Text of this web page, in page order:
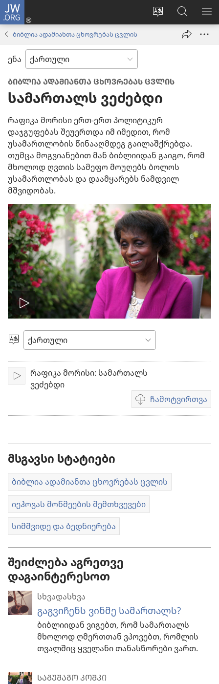
JW.ORG
ვებსაიტის
შეცვლა
შესვლა
(გაიხსნება
ფანჯარა)
ძებნა
JW.ORG
ბიბლია ადამიანთა ცხოვრებას ცვლის
ენა
ᲑᲘᲑᲚᲘᲐ ᲐᲓᲐᲛᲘᲐᲜᲗᲐ ᲪᲮᲝᲕᲠᲔᲑᲐᲡ ᲪᲕᲚᲘᲡ
სამართალს ვეძებდი
რაფიკა მორისი ერთ-ერთ პოლიტიკურ
დაჯგუფებას შეუერთდა იმ იმედით, რომ
უსამართლობის წინააღმდეგ გაილაშქრებდა.
თუმცა მოგვიანებით მან ბიბლიიდან გაიგო, რომ
მხოლოდ ღვთის სამეფო მოუღებს ბოლოს
უსამართლობას და დაამყარებს ნამდვილ
მშვიდობას.
ჩართეთ
ვიდეო
ენის
არჩევა
ჩართვა
რაფიკა მორისი: სამართალს
ვეძებდი
ჩამოტვირთვა
ვიდეოების
ჩამოტვირთვის
მსგავსი სტატიები
ბიბლია ადამიანთა ცხოვრებას ცვლის
იეჰოვას მოწმეების შემთხვევები
სიმშვიდე და ბედნიერება
შეიძლება აგრეთვე
დაგაინტერესოთ
სხვადასხვა
გაგვიჩენს ვინმე სამართალს?
ბიბლიიდან ვიგებთ, რომ სამართალს
მხოლოდ ღმერთთან ვპოვებთ, რომლის
თვალშიც ყველანი თანასწორები ვართ.
ᲡᲐᲒᲣᲨᲐᲒᲝ ᲙᲝᲨᲙᲘ